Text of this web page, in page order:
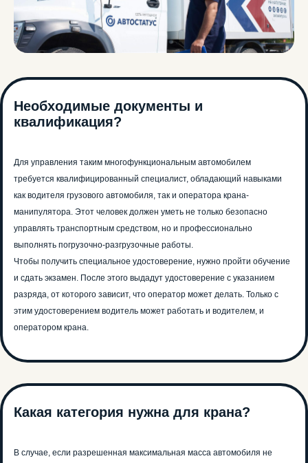
Необходимые документы и
квалификация?
Для управления таким многофункциональным автомобилем
требуется квалифицированный специалист, обладающий навыками
как водителя грузового автомобиля, так и оператора крана-
манипулятора. Этот человек должен уметь не только безопасно
управлять транспортным средством, но и профессионально
выполнять погрузочно-разгрузочные работы.
Чтобы получить специальное удостоверение, нужно пройти обучение
и сдать экзамен. После этого выдадут удостоверение с указанием
разряда, от которого зависит, что оператор может делать. Только с
этим удостоверением водитель может работать и водителем, и
оператором крана.
Какая категория нужна для крана?
В случае, если разрешенная максимальная масса автомобиля не